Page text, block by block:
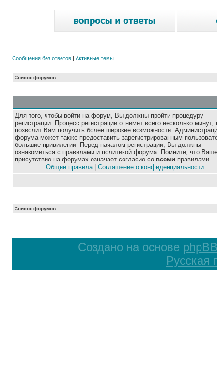
Сообщения без ответов | Активные темы
Список форумов
Для того, чтобы войти на форум, Вы должны пройти процедуру
регистрации. Процесс регистрации отнимет всего несколько минут,
позволит Вам получить более широкие возможности.
форума может также предоставить зарегистрированным
большие привилегии. Перед началом регистрации, Вы должны
ознакомиться с правилами и политикой форума. Помните, что Ваше
присутствие на форумах означает согласие со всеми правилами.
Общие правила| Соглашение о конфиденциальности
Список форумов
Создано на основе phpBB
Русская